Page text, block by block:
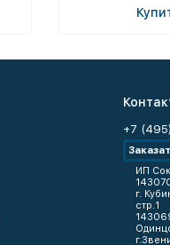
+7
ИП
г.
стр.1